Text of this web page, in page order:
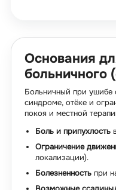
Основания
больничного
Больничный при ушибе
синдроме, отёке и
покоя и местной
Боль и припухлость
Ограничение
локализации).
Болезненностьпри